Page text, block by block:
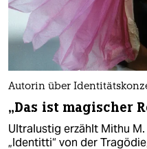
Autorin über
„Das ist magischer
Ultralustig erzählt Mithu
„Identitti“ von der